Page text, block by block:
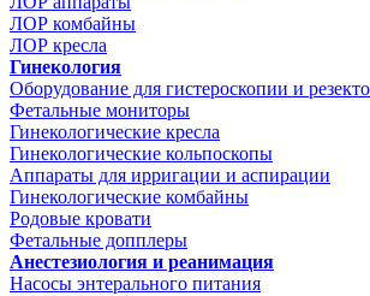
ЛОР комбайны
ЛОР кресла
Гинекология
Оборудование для гистероскопии и
Фетальные мониторы
Гинекологические кресла
Гинекологические кольпоскопы
Аппараты для ирригации и аспирации
Гинекологические комбайны
Родовые кровати
Фетальные допплеры
Анестезиология и реанимация
Насосы энтерального питания